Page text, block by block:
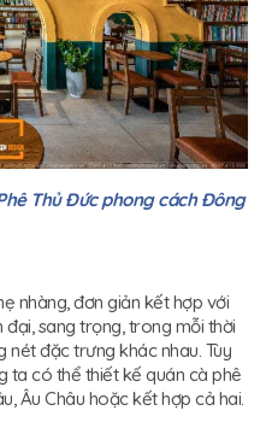
Thủ Đức phong cách Đông
nhàng, đơn giản kết hợp với
sang trọng, trong mỗi thời
nét đặc trưng khác nhau. Tùy
ta có thể thiết kế quán cà phê
Âu Châu hoặc kết hợp cả hai.